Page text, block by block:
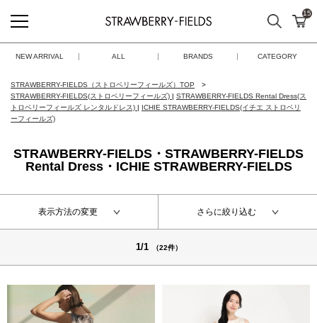
STRAWBERRY-FIELDS
検索 カ
15
NEW ARRIVAL ALL BRANDS CATEGORY
STRAWBERRY-FIELDS（ストロベリーフィールズ）TOP
STRAWBERRY-FIELDS(ストロベリーフィールズ) | STRAWBERRY-FIELDS Rental Dress(ス
トロベリーフィールズ レンタルドレス) | ICHIE STRAWBERRY-FIELDS(イチエ ストロベリ
ーフィールズ)
STRAWBERRY-FIELDS・STRAWBERRY-FIELDS
Rental Dress・ICHIE STRAWBERRY-FIELDS
表示方法の変更 さらに絞り込む
1/1 （22件）